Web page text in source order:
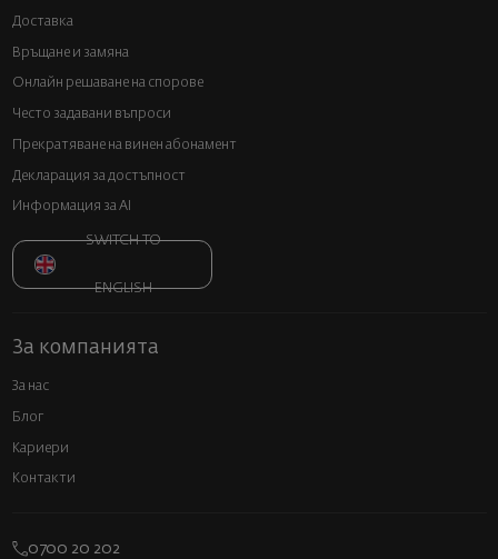
Доставка
Връщане и замяна
Онлайн решаване на спорове
Често задавани въпроси
Прекратяване на винен абонамент
Декларация за достъпност
Информация за AI
SWITCH TO
ENGLISH
За компанията
За нас
Блог
Кариери
Контакти
0700 20 202